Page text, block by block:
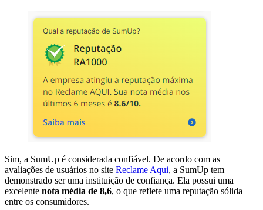
Sim, a SumUp é considerada confiável. De acordo com as
avaliações de usuários no site Reclame Aqui, a SumUp tem
demonstrado ser uma instituição de confiança. Ela possui uma
excelente nota média de 8,6, o que reflete uma reputação sólida
entre os consumidores.